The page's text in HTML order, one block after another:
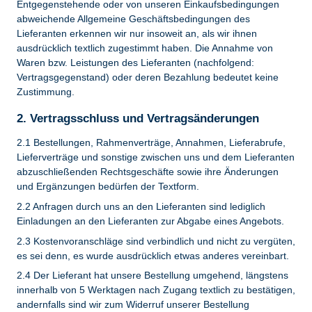
Entgegenstehende oder von unseren Einkaufsbedingungen
abweichende Allgemeine Geschäftsbedingungen des
Lieferanten erkennen wir nur insoweit an, als wir ihnen
ausdrücklich textlich zugestimmt haben. Die Annahme von
Waren bzw. Leistungen des Lieferanten (nachfolgend:
Vertragsgegenstand) oder deren Bezahlung bedeutet keine
Zustimmung.
2. Vertragsschluss und Vertragsänderungen
2.1 Bestellungen, Rahmenverträge, Annahmen, Lieferabrufe,
Lieferverträge und sonstige zwischen uns und dem Lieferanten
abzuschließenden Rechtsgeschäfte sowie ihre Änderungen
und Ergänzungen bedürfen der Textform.
2.2 Anfragen durch uns an den Lieferanten sind lediglich
Einladungen an den Lieferanten zur Abgabe eines Angebots.
2.3 Kostenvoranschläge sind verbindlich und nicht zu vergüten,
es sei denn, es wurde ausdrücklich etwas anderes vereinbart.
2.4 Der Lieferant hat unsere Bestellung umgehend, längstens
innerhalb von 5 Werktagen nach Zugang textlich zu bestätigen,
andernfalls sind wir zum Widerruf unserer Bestellung